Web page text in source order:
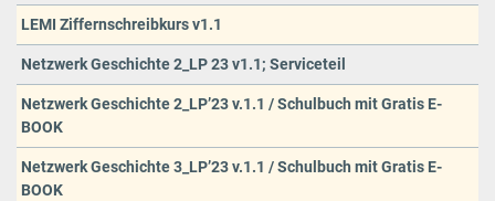
LEMI Ziffernschreibkurs v1.1
Netzwerk Geschichte 2_LP 23 v1.1; Serviceteil
Netzwerk Geschichte 2_LP’23 v.1.1 / Schulbuch mit Gratis E-
BOOK
Netzwerk Geschichte 3_LP’23 v.1.1 / Schulbuch mit Gratis E-
BOOK